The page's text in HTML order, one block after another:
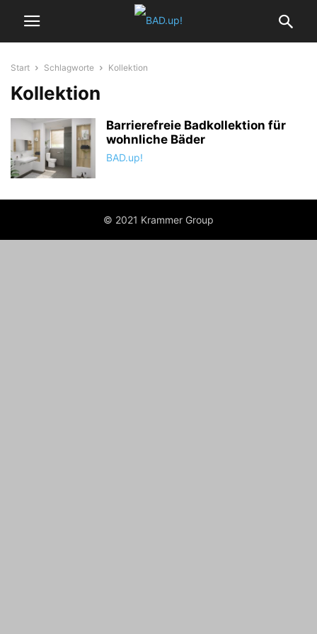
Start Schlagworte Kollektion
Kollektion
Barrierefreie Badkollektion für
wohnliche Bäder
BAD.up!
© 2021 Krammer Group